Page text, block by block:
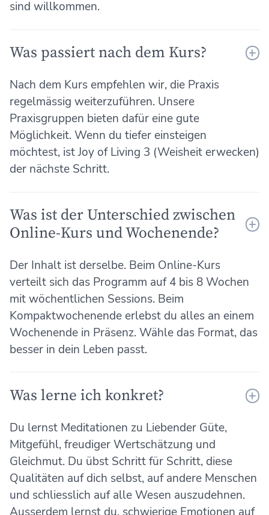
sind willkommen.
Was passiert nach dem Kurs?
Nach dem Kurs empfehlen wir, die Praxis
regelmässig weiterzuführen. Unsere
Praxisgruppen bieten dafür eine gute
Möglichkeit. Wenn du tiefer einsteigen
möchtest, ist Joy of Living 3 (Weisheit erwecken)
der nächste Schritt.
Was ist der Unterschied zwischen
Online-Kurs und Wochenende?
Der Inhalt ist derselbe. Beim Online-Kurs
verteilt sich das Programm auf 4 bis 8 Wochen
mit wöchentlichen Sessions. Beim
Kompaktwochenende erlebst du alles an einem
Wochenende in Präsenz. Wähle das Format, das
besser in dein Leben passt.
Was lerne ich konkret?
Du lernst Meditationen zu Liebender Güte,
Mitgefühl, freudiger Wertschätzung und
Gleichmut. Du übst Schritt für Schritt, diese
Qualitäten auf dich selbst, auf andere Menschen
und schliesslich auf alle Wesen auszudehnen.
Ausserdem lernst du, schwierige Emotionen auf